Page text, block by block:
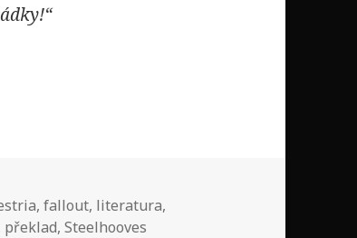
19 – Zrada
,fallout, literatura,
překlad,Steelhooves